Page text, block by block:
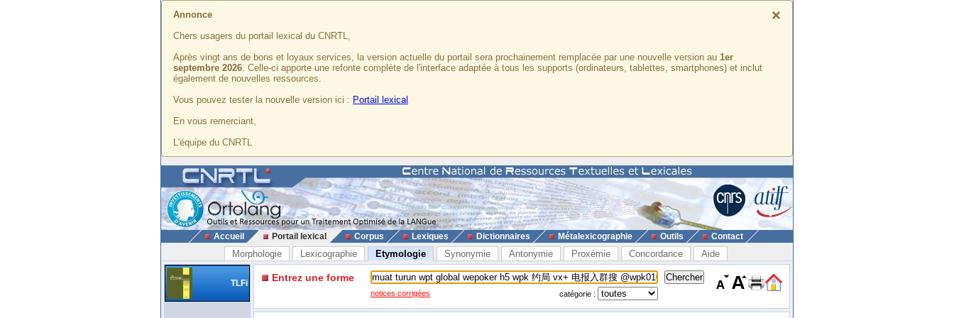
×
Annonce
Chers usagers du portail lexical du CNRTL,
Après vingt ans de bons et loyaux services, la version actuelle du portail sera prochainement remplacée par une nouvelle version au 1er
septembre 2026. Celle-ci apporte une refonte complète de l'interface adaptée à tous les supports (ordinateurs, tablettes, smartphones) et inclut
également de nouvelles ressources.
Vous pouvez tester la nouvelle version ici : Portail lexical
En vous remerciant,
L'équipe du CNRTL
Accueil Portail lexical Corpus Lexiques Dictionnaires Métalexicographie Outils Contact
Morphologie Lexicographie Etymologie Synonymie Antonymie Proxémie Concordance Aide
TLFi Entrez une forme
notices corrigées catégorie :